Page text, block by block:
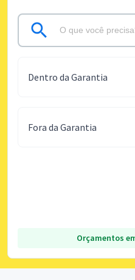
Dentro da Garantia
Fora da Garantia
Orçamentos